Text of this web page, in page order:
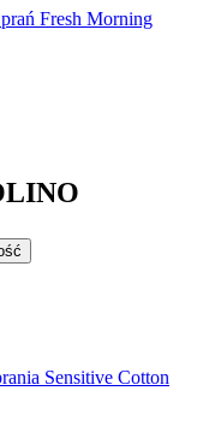
Fresh Morning
Sensitive Cotton